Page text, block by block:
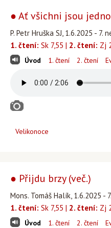
● Ať všichni jsou
P. Petr Hruška SJ, 1.6.2025 -
1. čtení: Sk 7,55 | 2. čtení: Zj
Úvod 1. čtení 2. čtení
Velikonoce
● Přijdu brzy (več.)
Mons. Tomáš Halík, 1.6.2025 -
1. čtení: Sk 7,55 | 2. čtení: Zj
Úvod 1. čtení 2. čtení